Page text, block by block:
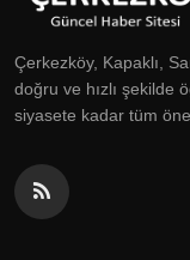
Çerkezköy, Kapaklı,
doğru ve hızlı şekilde
siyasete kadar tüm